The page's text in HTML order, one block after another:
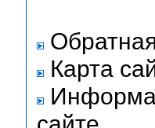
Карта